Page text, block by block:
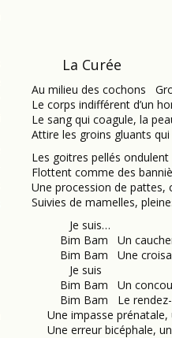
La Curée
Au milieu des cochons
Le corps indifférent d’un
Le sang qui coagule, la
Attire les groins gluants
Les goitres pellés
Flottent comme des
Une procession de pattes,
Suivies de mamelles,
Je suis…
Bim Bam Un
Bim Bam Une
Je suis
Bim Bam Un
Bim Bam Le rendez-
Une impasse prénatale,
Une erreur bicéphale,